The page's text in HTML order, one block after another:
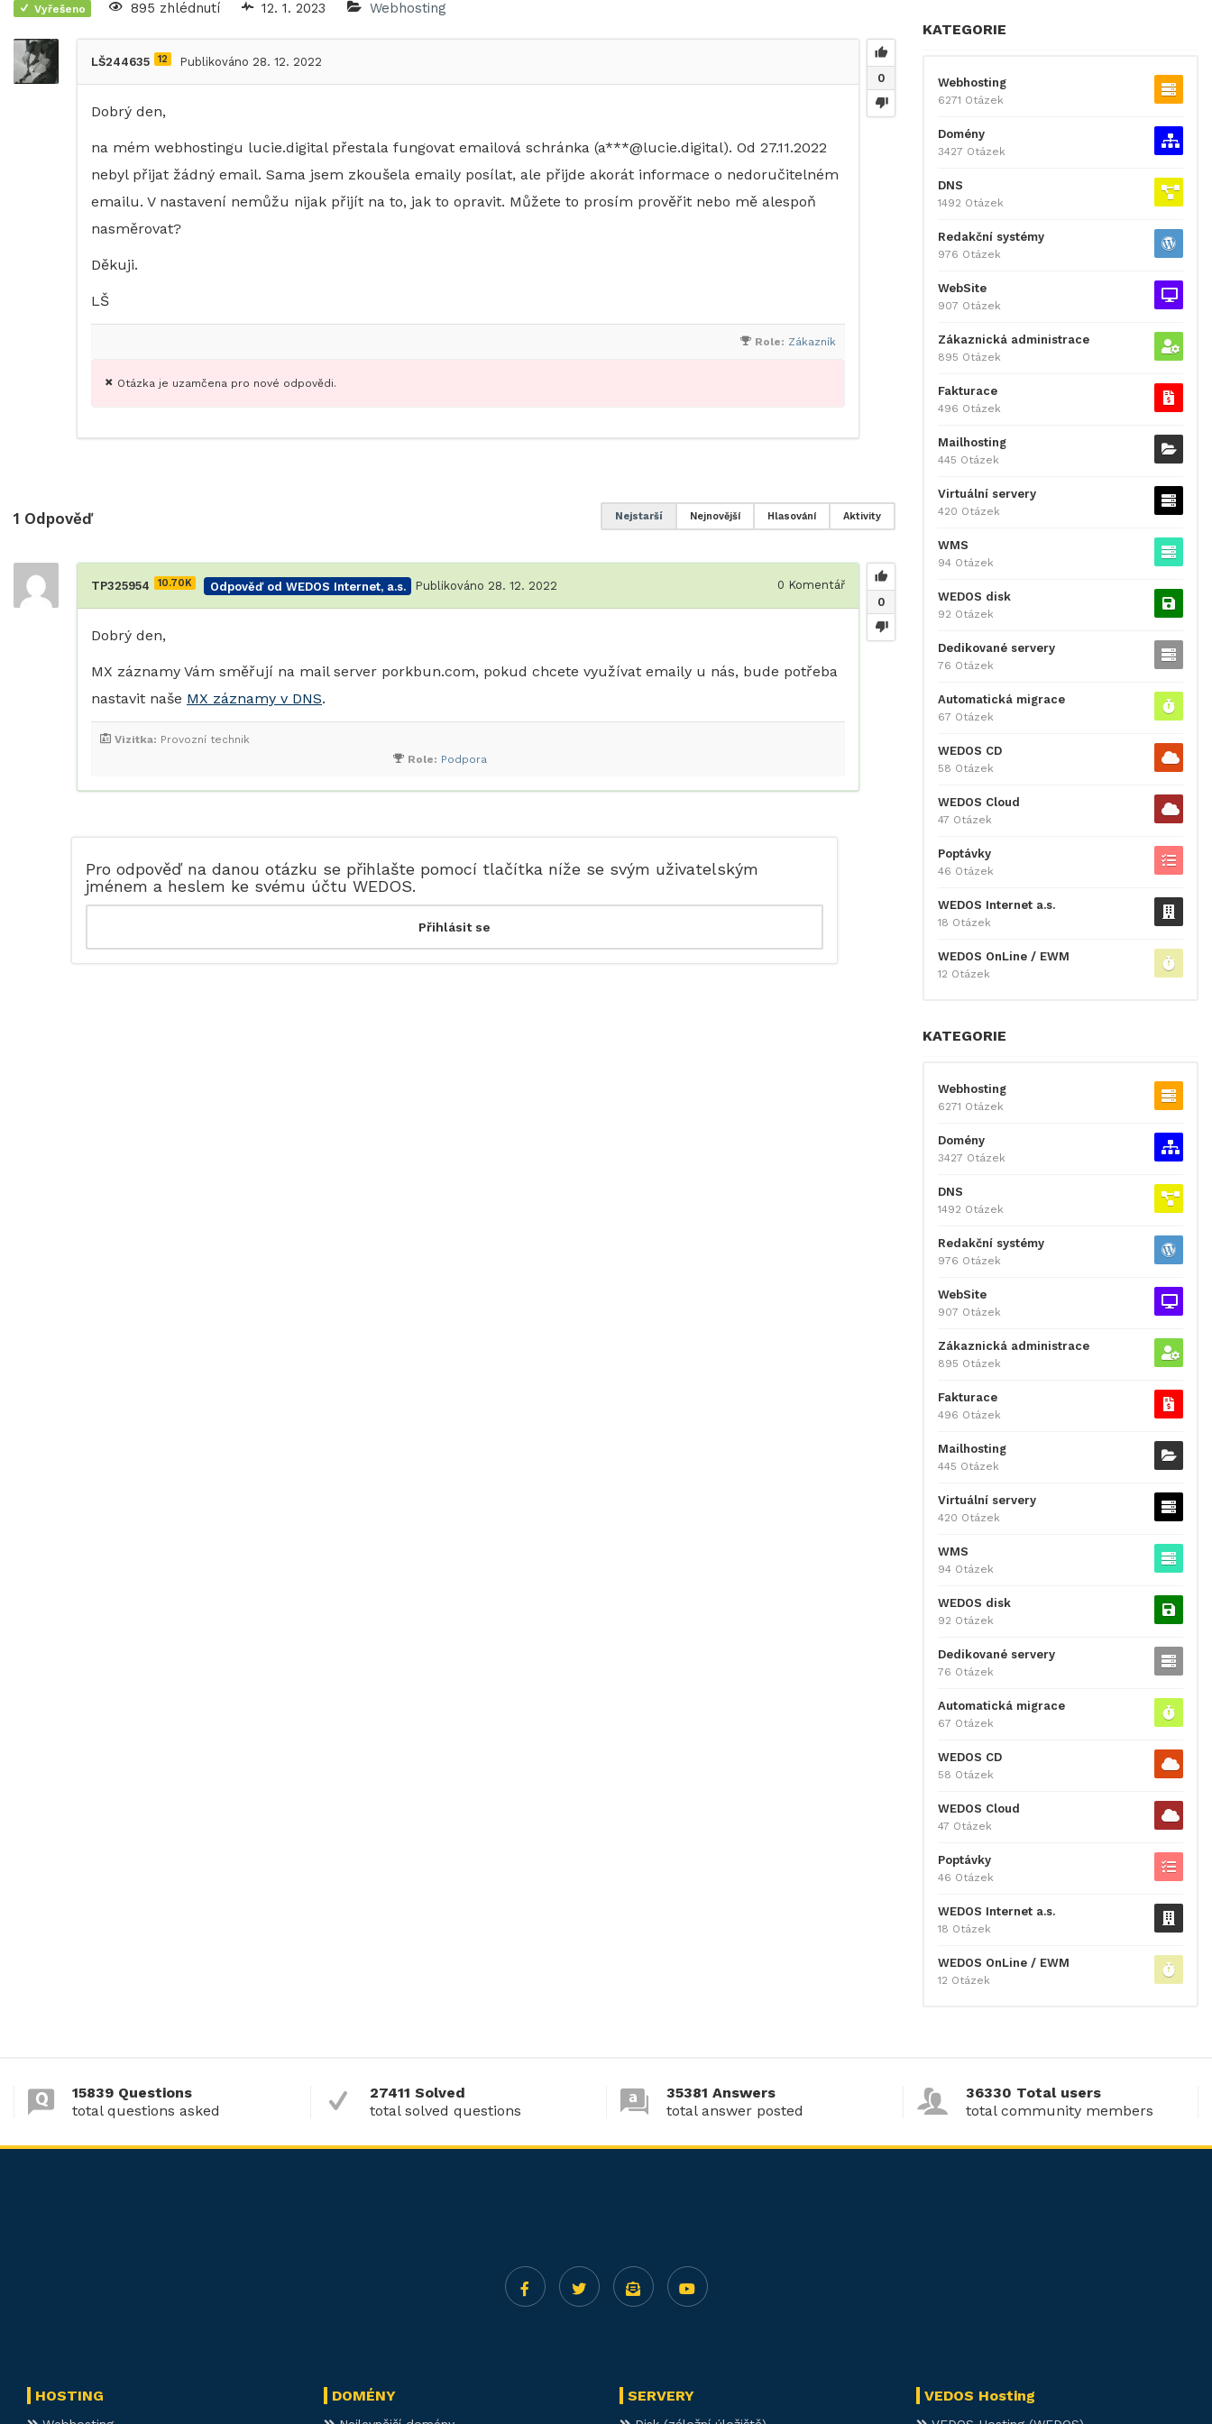
Vyřešeno 895 zhlédnutí 12. 1. 2023 Webhosting
0
LŠ244635 12 Publikováno 28. 12. 2022
Dobrý den,
na mém webhostingu lucie.digital přestala fungovat emailová schránka (a***@lucie.digital). Od 27.11.2022
nebyl přijat žádný email. Sama jsem zkoušela emaily posílat, ale přijde akorát informace o nedoručitelném
emailu. V nastavení nemůžu nijak přijít na to, jak to opravit. Můžete to prosím prověřit nebo mě alespoň
nasměrovat?
Děkuji.
LŠ
Role: Zákazník
Otázka je uzamčena pro nové odpovědi.
1 Odpověď Aktivity
Hlasování
Nejnovější
Nejstarší
0
TP325954 10.70K Odpověď od WEDOS Internet, a.s. Publikováno 28. 12. 2022 0 Komentář
Dobrý den,
MX záznamy Vám směřují na mail server porkbun.com, pokud chcete využívat emaily u nás, bude potřeba
nastavit naše MX záznamy v DNS.
Role: Podpora
Vizitka: Provozní technik
Pro odpověď na danou otázku se přihlašte pomocí tlačítka níže se svým uživatelským
jménem a heslem ke svému účtu WEDOS.
KATEGORIE
Webhosting
6271 Otázek
Domény
3427 Otázek
DNS
1492 Otázek
Redakční systémy
976 Otázek
WebSite
907 Otázek
Zákaznická administrace
895 Otázek
Fakturace
496 Otázek
Mailhosting
445 Otázek
Virtuální servery
420 Otázek
WMS
94 Otázek
WEDOS disk
92 Otázek
Dedikované servery
76 Otázek
Automatická migrace
67 Otázek
WEDOS CD
58 Otázek
WEDOS Cloud
47 Otázek
Poptávky
46 Otázek
WEDOS Internet a.s.
18 Otázek
WEDOS OnLine / EWM
12 Otázek
KATEGORIE
Webhosting
6271 Otázek
Domény
3427 Otázek
DNS
1492 Otázek
Redakční systémy
976 Otázek
WebSite
907 Otázek
Zákaznická administrace
895 Otázek
Fakturace
496 Otázek
Mailhosting
445 Otázek
Virtuální servery
420 Otázek
WMS
94 Otázek
WEDOS disk
92 Otázek
Dedikované servery
76 Otázek
Automatická migrace
67 Otázek
WEDOS CD
58 Otázek
WEDOS Cloud
47 Otázek
Poptávky
46 Otázek
WEDOS Internet a.s.
18 Otázek
WEDOS OnLine / EWM
12 Otázek
15839 Questions
total questions asked
27411 Solved
total solved questions
35381 Answers
total answer posted
36330 Total users
total community members
HOSTING DOMÉNY SERVERY VEDOS Hosting